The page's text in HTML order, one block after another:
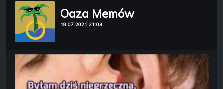
Oaza Memów
19.07.2021 21:03